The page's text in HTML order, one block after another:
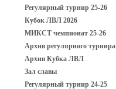
Регулярный турнир 25-26
Кубок ЛВЛ 2026
МИКСТ чемпионат 25-26
Архив регулярного турнира
Архив Кубка ЛВЛ
Зал славы
Регулярный турнир 24-25